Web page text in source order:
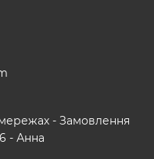
- Замовлення
- Анна